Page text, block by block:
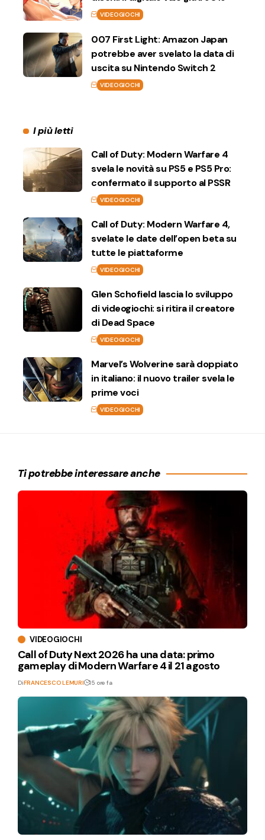
VIDEOGIOCHI
007 First Light: Amazon Japan
potrebbe aver svelato la data di
uscita su Nintendo Switch 2
VIDEOGIOCHI
I più letti
Call of Duty: Modern Warfare 4
svela le novità su PS5 e PS5 Pro:
confermato il supporto al PSSR
VIDEOGIOCHI
Call of Duty: Modern Warfare 4,
svelate le date dell’open beta su
tutte le piattaforme
VIDEOGIOCHI
Glen Schofield lascia lo sviluppo
di videogiochi: si ritira il creatore
di Dead Space
VIDEOGIOCHI
Marvel’s Wolverine sarà doppiato
in italiano: il nuovo trailer svela le
prime voci
VIDEOGIOCHI
Ti potrebbe interessare anche
VIDEOGIOCHI
Call of Duty Next 2026 ha una data: primo
gameplay di Modern Warfare 4 il 21 agosto
DiFRANCESCO LEMURI 15 ore fa